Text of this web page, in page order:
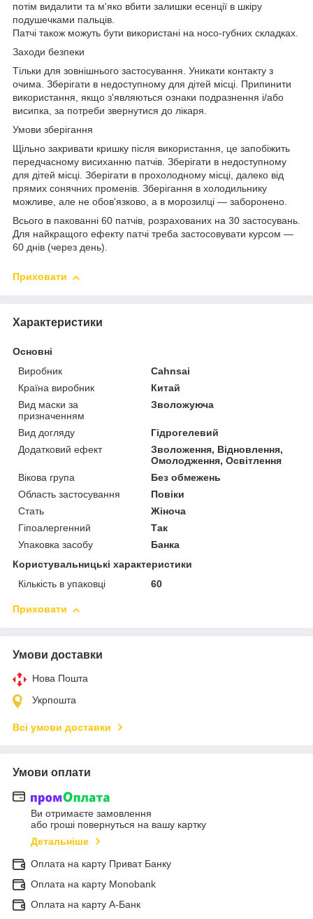
потім видалити та м'яко вбити залишки есенції в шкіру
подушечками пальців.
Патчі також можуть бути використані на носо-губних складках.
Заходи безпеки
Тільки для зовнішнього застосування. Уникати контакту з
очима. Зберігати в недоступному для дітей місці. Припинити
використання, якщо з'являються ознаки подразнення і/або
висипка, за потреби звернутися до лікаря.
Умови зберігання
Щільно закривати кришку після використання, це запобіжить
передчасному висиханню патчів. Зберігати в недоступному
для дітей місці. Зберігати в прохолодному місці, далеко від
прямих сонячних променів. Зберігання в холодильнику
можливе, але не обов'язково, а в морозилці — заборонено.
Всього в пакованні 60 патчів, розрахованих на 30 застосувань.
Для найкращого ефекту патчі треба застосовувати курсом —
60 днів (через день).
Приховати
Характеристики
Основні
Виробник
Cahnsai
Країна виробник
Китай
Вид маски за
призначенням
Зволожуюча
Вид догляду
Гідрогелевий
Додатковий ефект
Зволоження, Відновлення,
Омолодження, Освітлення
Вікова група
Без обмежень
Область застосування
Повіки
Стать
Жіноча
Гіпоалергенний
Так
Упаковка засобу
Банка
Користувальницькі характеристики
Кількість в упаковці
60
Приховати
Умови доставки
Нова Пошта
Укрпошта
Всі умови доставки
Умови оплати
Ви отримаєте замовлення
або гроші повернуться на вашу картку
Детальніше
Оплата на карту Приват Банку
Оплата на карту Monobank
Оплата на карту А-Банк